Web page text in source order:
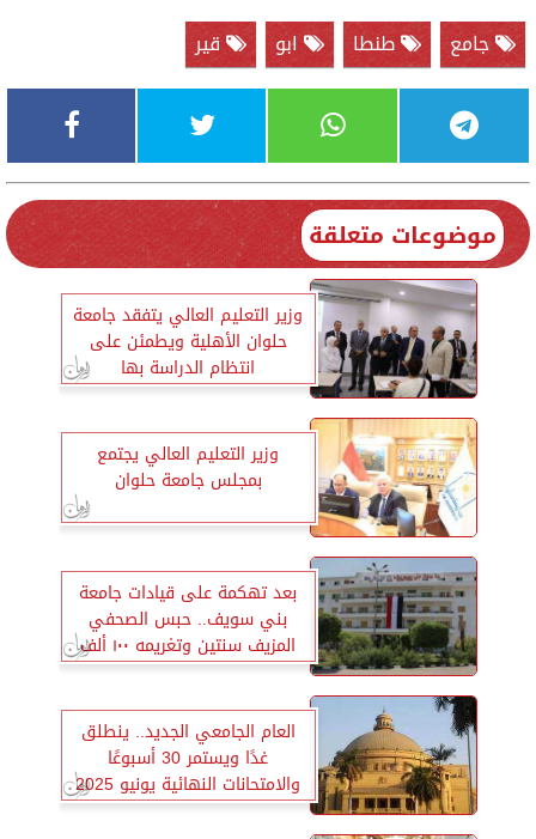
جامع
طنطا ابو قير
موضوعات متعلقة
وزير التعليم العالي يتفقد جامعة
حلوان الأهلية ويطمئن على
انتظام الدراسة بها
وزير التعليم العالي يجتمع
بمجلس جامعة حلوان
بعد تهكمة على قيادات جامعة
بني سويف.. حبس الصحفي
المزيف سنتين وتغريمه ١٠٠ ألف
جنيه
العام الجامعي الجديد.. ينطلق
غدًا ويستمر 30 أسبوعًا
والامتحانات النهائية يونيو 2025